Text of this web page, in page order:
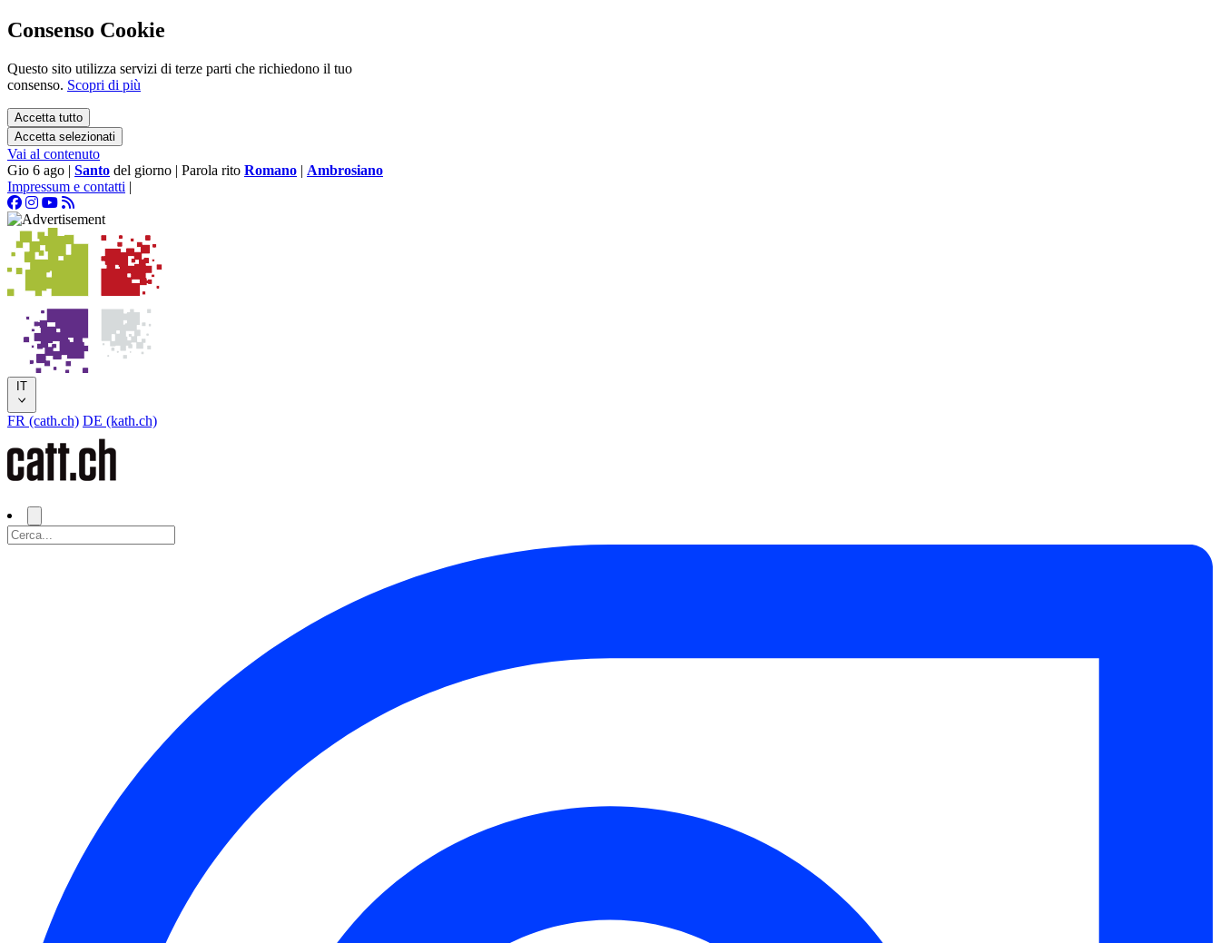
Consenso Cookie
Questo sito utilizza servizi di terze parti che richiedono il tuo
consenso. Scopri di più
Accetta tutto
Accetta selezionati
Vai al contenuto
Gio 6 ago | Santo del giorno | Parola rito Romano | Ambrosiano
Impressum e contatti |
IT
FR (cath.ch) DE (kath.ch)